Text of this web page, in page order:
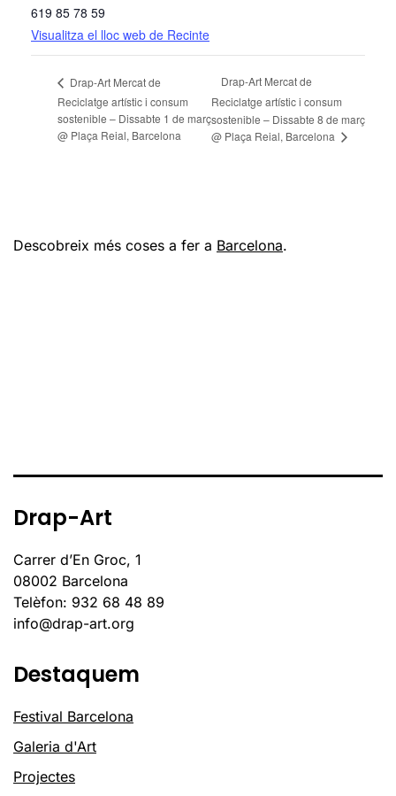
619 85 78 59
Visualitza el lloc web de Recinte
Drap-Art Mercat de
Reciclatge artístic i consum
sostenible – Dissabte 1 de març
@ Plaça Reial, Barcelona
Drap-Art Mercat de
Reciclatge artístic i consum
sostenible – Dissabte 8 de març
@ Plaça Reial, Barcelona
Descobreix més coses a fer a Barcelona.
Drap-Art
Carrer d’En Groc, 1
08002 Barcelona
Telèfon: 932 68 48 89
info@drap-art.org
Destaquem
Festival Barcelona
Galeria d'Art
Projectes